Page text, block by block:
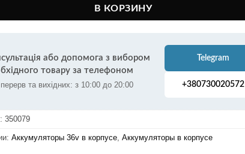
В КОРЗИНУ
або допомога з вибором
товару за телефоном
та вихідних: з 10:00 до 20:00
Telegram
+380730020572
350079
Аккумуляторы 36v в корпусе Аккумуляторы в корпусе